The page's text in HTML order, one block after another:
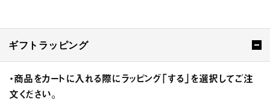
ギフトラッピング
・商品をカートに入れる際にラッピング「する」を選択してご注
文ください。